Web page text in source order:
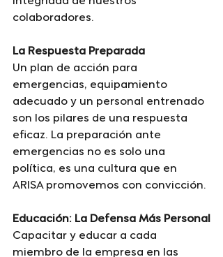
colaboradores.
La Respuesta Preparada
Un plan de acción para
emergencias, equipamiento
adecuado y un personal entrenado
son los pilares de una respuesta
eficaz. La preparación ante
emergencias no es solo una
política, es una cultura que en
ARISA promovemos con convicción.
Educación: La Defensa Más Personal
Capacitar y educar a cada
miembro de la empresa en las